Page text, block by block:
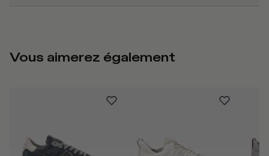
Vous aimerez également